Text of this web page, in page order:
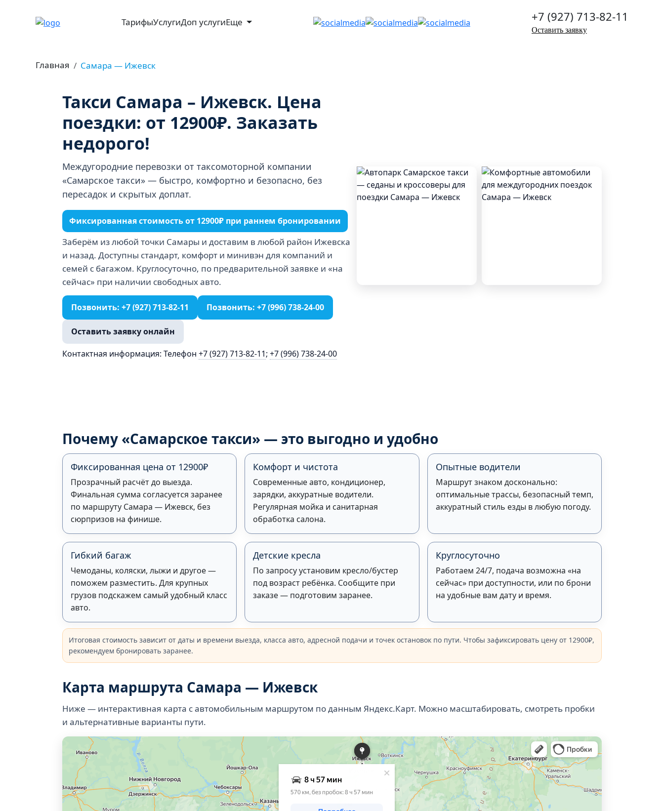
ТарифыУслугиДоп услугиЕще +7 (927) 713-82-11
Оставить заявку
Главная Самара — Ижевск
Такси Самара – Ижевск. Цена
поездки: от 12900₽. Заказать
недорого!
Междугородние перевозки от таксомоторной компании
«Самарское такси» — быстро, комфортно и безопасно, без
пересадок и скрытых доплат.
Фиксированная стоимость от 12900₽ при раннем бронировании
Заберём из любой точки Самары и доставим в любой район Ижевска
и назад. Доступны стандарт, комфорт и минивэн для компаний и
семей с багажом. Круглосуточно, по предварительной заявке и «на
сейчас» при наличии свободных авто.
Позвонить: +7 (927) 713‑82‑11 Позвонить: +7 (996) 738‑24‑00
Оставить заявку онлайн
Контактная информация: Телефон +7 (927) 713‑82‑11; +7 (996) 738‑24‑00
Почему «Самарское такси» — это выгодно и удобно
Фиксированная цена от 12900₽
Прозрачный расчёт до выезда.
Финальная сумма согласуется заранее
по маршруту Самара — Ижевск, без
сюрпризов на финише.
Комфорт и чистота
Современные авто, кондиционер,
зарядки, аккуратные водители.
Регулярная мойка и санитарная
обработка салона.
Опытные водители
Маршрут знаком досконально:
оптимальные трассы, безопасный темп,
аккуратный стиль езды в любую погоду.
Гибкий багаж
Чемоданы, коляски, лыжи и другое —
поможем разместить. Для крупных
грузов подскажем самый удобный класс
авто.
Детские кресла
По запросу установим кресло/бустер
под возраст ребёнка. Сообщите при
заказе — подготовим заранее.
Круглосуточно
Работаем 24/7, подача возможна «на
сейчас» при доступности, или по брони
на удобные вам дату и время.
Итоговая стоимость зависит от даты и времени выезда, класса авто, адресной подачи и точек остановок по пути. Чтобы зафиксировать цену от 12900₽,
рекомендуем бронировать заранее.
Карта маршрута Самара — Ижевск
Ниже — интерактивная карта с автомобильным маршрутом по данным Яндекс.Карт. Можно масштабировать, смотреть пробки
и альтернативные варианты пути.